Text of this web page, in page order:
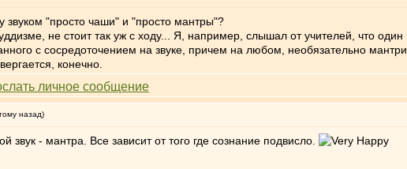
звуком "просто чаши" и "просто мантры"?
не стоит так уж с ходу... Я, например, слышал от учителей, что один
с сосредоточением на звуке, причем на любом, необязательно
конечно.
назад)
- мантра. Все зависит от того где сознание подвисло.